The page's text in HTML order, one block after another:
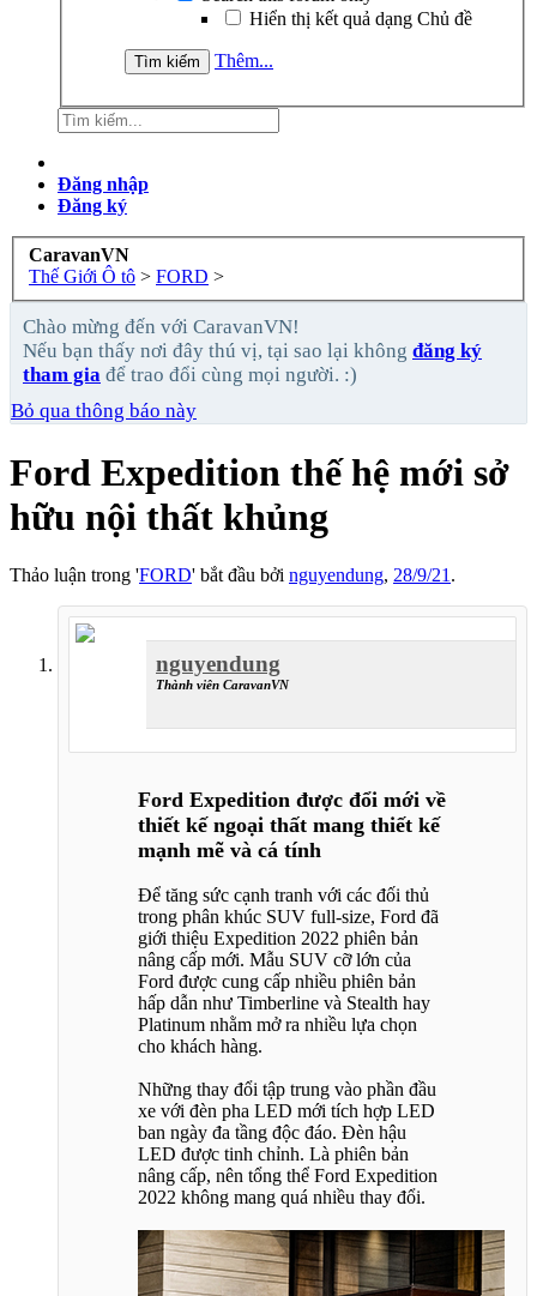
Hiển thị kết quả dạng Chủ đề
Thêm...
Đăng nhập
Đăng ký
CaravanVN
Thế Giới Ô tô > FORD >
Chào mừng đến với CaravanVN!
Nếu bạn thấy nơi đây thú vị, tại sao lại không đăng ký
tham gia để trao đổi cùng mọi người. :)
Bỏ qua thông báo này
Ford Expedition thế hệ mới sở
hữu nội thất khủng
Thảo luận trong 'FORD' bắt đầu bởi nguyendung, 28/9/21 .
nguyendung
Thành viên CaravanVN
Ford Expedition được đổi mới về
thiết kế ngoại thất mang thiết kế
mạnh mẽ và cá tính
Để tăng sức cạnh tranh với các đối thủ
trong phân khúc SUV full-size, Ford đã
giới thiệu Expedition 2022 phiên bản
nâng cấp mới. Mẫu SUV cỡ lớn của
Ford được cung cấp nhiều phiên bản
hấp dẫn như Timberline và Stealth hay
Platinum nhằm mở ra nhiều lựa chọn
cho khách hàng.
Những thay đổi tập trung vào phần đầu
xe với đèn pha LED mới tích hợp LED
ban ngày đa tầng độc đáo. Đèn hậu
LED được tinh chỉnh. Là phiên bản
nâng cấp, nên tổng thể Ford Expedition
2022 không mang quá nhiều thay đổi.